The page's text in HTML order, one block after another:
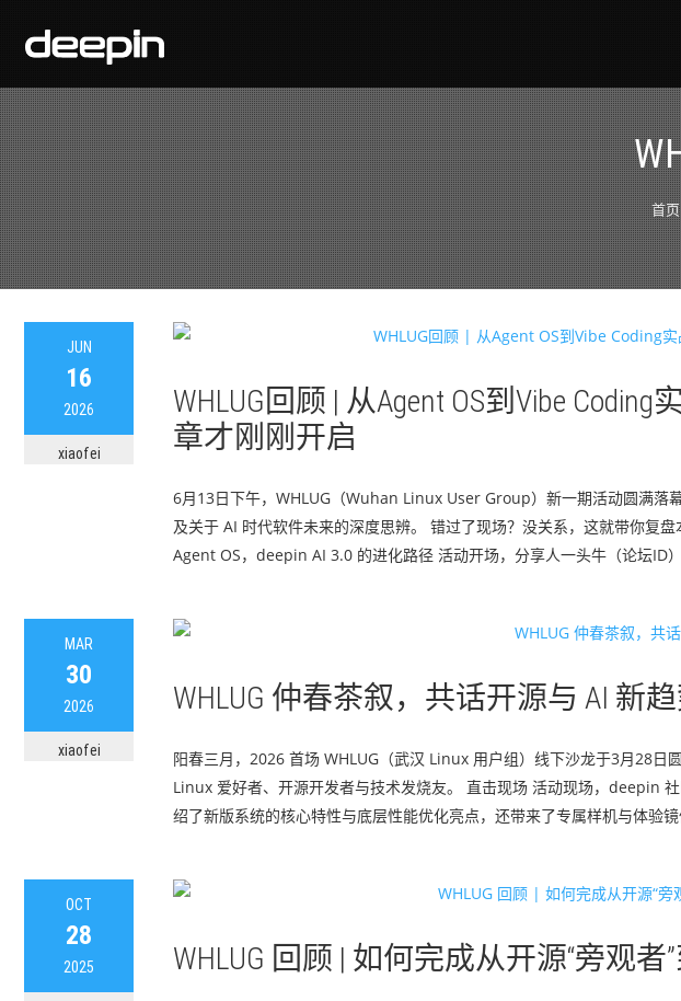
首页
JUN
16
2026
xiaofei
WHLUG回顾 | 从Agent OS到Vibe
章才刚刚开启
6月13日下午，WHLUG（Wuhan Linux User Group）新一期活动圆满落
及关于 AI 时代软件未来的深度思辨。 错过了现场？没关系，这就带你复
Agent OS，deepin AI 3.0 的进化路径 活动开场，分享人一头牛（论坛ID
MAR
30
2026
xiaofei
WHLUG 仲春茶叙，共话开源与 AI 新
阳春三月，2026 首场 WHLUG（武汉 Linux 用户组）线下沙龙于3月28
Linux 爱好者、开源开发者与技术发烧友。 直击现场 活动现场，deepin
绍了新版系统的核心特性与底层性能优化亮点，还带来了专属样机与体验
OCT
28
2025 WHLUG 回顾 | 如何完成从开源“旁观者